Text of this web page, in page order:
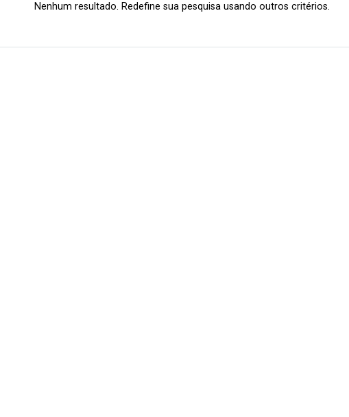
Nenhum resultado. Redefine sua pesquisa usando outros critérios.